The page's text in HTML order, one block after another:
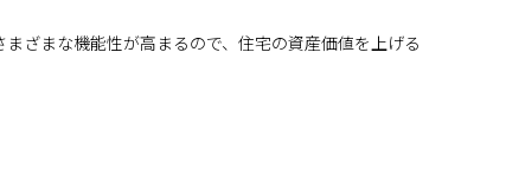
まざまな機能性が高まるので、住宅の資産価値を上げる